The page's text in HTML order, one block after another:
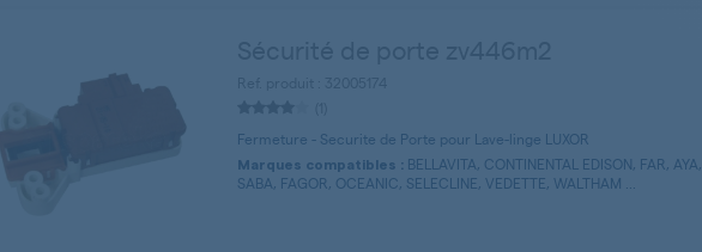
Fermeture - Securite de Porte pour Lave-linge LUXOR
Marques compatibles : BELLAVITA, CONTINENTAL EDISON, FAR, AYA,
SABA, FAGOR, OCEANIC, SELECLINE, VEDETTE, WALTHAM ...